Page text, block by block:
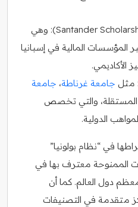
منح بنك سانتاندير (Santander Scholarships): وهي
المؤسسات المالية في إسبانيا
الأكاديمي.
مثل جامعة غرناطة، جامعة
المستقلة، والتي تخصص
الدولية.
في “نظام بولونيا”
الممنوحة معترف بها في
دول العالم. كما أن
متقدمة في التصنيفات